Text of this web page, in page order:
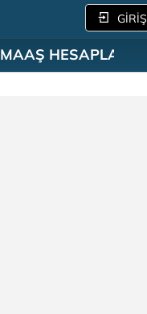
GİRİŞ
MAAŞ HESAPLAMA